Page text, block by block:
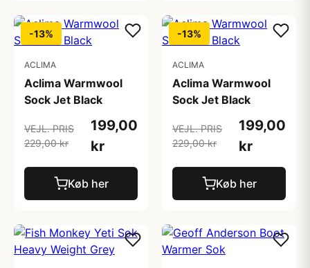
-13%
ACLIMA
Aclima Warmwool
Sock Jet Black
VEJL. PRIS
229,00 kr
199,00
kr
Køb her
-13%
ACLIMA
Aclima Warmwool
Sock Jet Black
VEJL. PRIS
229,00 kr
199,00
kr
Køb her